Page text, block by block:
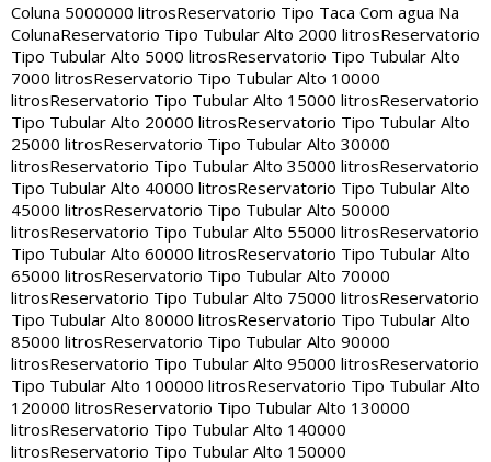
Coluna 5000000 litrosReservatorio Tipo Taca Com agua Na
ColunaReservatorio Tipo Tubular Alto 2000 litrosReservatorio
Tipo Tubular Alto 5000 litrosReservatorio Tipo Tubular Alto
7000 litrosReservatorio Tipo Tubular Alto 10000
litrosReservatorio Tipo Tubular Alto 15000 litrosReservatorio
Tipo Tubular Alto 20000 litrosReservatorio Tipo Tubular Alto
25000 litrosReservatorio Tipo Tubular Alto 30000
litrosReservatorio Tipo Tubular Alto 35000 litrosReservatorio
Tipo Tubular Alto 40000 litrosReservatorio Tipo Tubular Alto
45000 litrosReservatorio Tipo Tubular Alto 50000
litrosReservatorio Tipo Tubular Alto 55000 litrosReservatorio
Tipo Tubular Alto 60000 litrosReservatorio Tipo Tubular Alto
65000 litrosReservatorio Tipo Tubular Alto 70000
litrosReservatorio Tipo Tubular Alto 75000 litrosReservatorio
Tipo Tubular Alto 80000 litrosReservatorio Tipo Tubular Alto
85000 litrosReservatorio Tipo Tubular Alto 90000
litrosReservatorio Tipo Tubular Alto 95000 litrosReservatorio
Tipo Tubular Alto 100000 litrosReservatorio Tipo Tubular Alto
120000 litrosReservatorio Tipo Tubular Alto 130000
litrosReservatorio Tipo Tubular Alto 140000
litrosReservatorio Tipo Tubular Alto 150000